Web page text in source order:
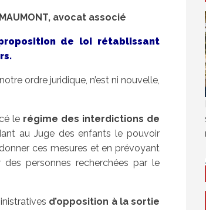
avocat associé
de loi rétablissant
ordre juridique, n’est ni nouvelle,
le régime des interdictions de
au Juge des enfants le pouvoir
ces mesures et en prévoyant
personnes recherchées par le
d’opposition à la sortie